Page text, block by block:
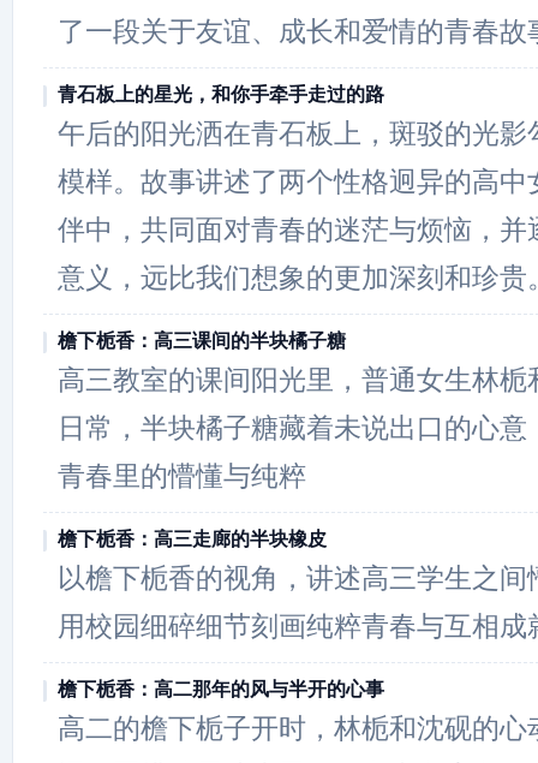
了一段关于友谊、成长和爱情的青春故
青石板上的星光，和你手牵手走过的路
午后的阳光洒在青石板上，斑驳的光影
模样。故事讲述了两个性格迥异的高中
伴中，共同面对青春的迷茫与烦恼，并
意义，远比我们想象的更加深刻和珍贵
檐下栀香：高三课间的半块橘子糖
高三教室的课间阳光里，普通女生林
日常，半块橘子糖藏着未说出口的心
青春里的懵懂与纯粹
檐下栀香：高三走廊的半块橡皮
以檐下栀香的视角，讲述高三学生之
用校园细碎细节刻画纯粹青春与互相成
檐下栀香：高二那年的风与半开的心事
高二的檐下栀子开时，林栀和沈砚的心